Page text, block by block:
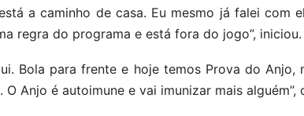
a caminho de casa. Eu mesmo já falei com
regra do programa e está fora do jogo”, iniciou.
Bola para frente e hoje temos Prova do Anjo,
Anjo é autoimune e vai imunizar mais alguém”,